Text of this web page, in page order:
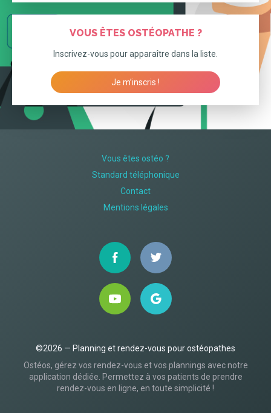
VOUS ÊTES OSTÉOPATHE ?
Inscrivez-vous pour apparaître dans la liste.
Je m’inscris !
Vous êtes ostéo ?
Standard téléphonique
Contact
Mentions légales
©2026 — Planning et rendez-vous pour ostéopathes
Ostéos, gérez vos rendez-vous et vos plannings avec notre
application dédiée. Permettez à vos patients de prendre
rendez-vous en ligne, en toute simplicité !